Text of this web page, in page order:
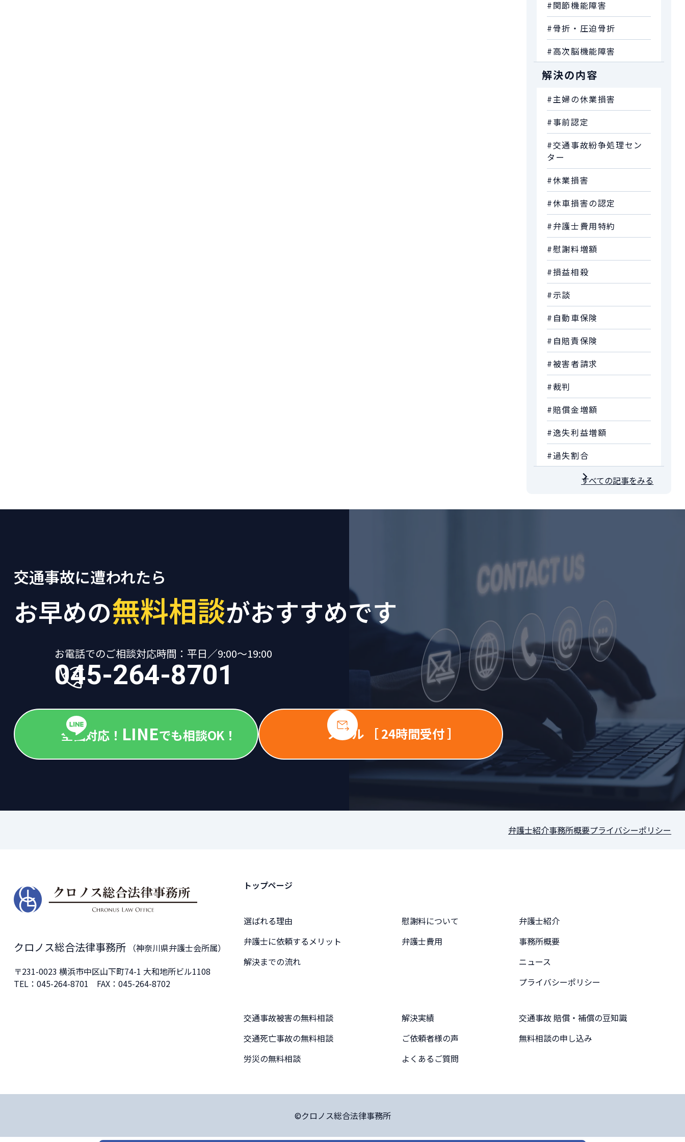
#関節機能障害
#骨折・圧迫骨折
#高次脳機能障害
解決の内容
#主婦の休業損害
#事前認定
#交通事故紛争処理セン
ター
#休業損害
#休車損害の認定
#弁護士費用特約
#慰謝料増額
#損益相殺
#示談
#自動車保険
#自賠責保険
#被害者請求
#裁判
#賠償金増額
#逸失利益増額
#過失割合
すべての記事をみる
交通事故に遭われたら
お早めの無料相談がおすすめです
お電話でのご相談対応時間：平日／9:00～19:00
045-264-8701
全国対応！ LINEでも相談OK！ メール ［ 24時間受付 ］
弁護士紹介事務所概要プライバシーポリシー
クロノス総合法律事務所
（神奈川県弁護士会所属）
〒231-0023 横浜市中区山下町74-1 大和地所ビル1108
TEL： 045-264-8701 FAX：045-264-8702
トップページ
選ばれる理由
弁護士に依頼するメリット
解決までの流れ
慰謝料について
弁護士費用
弁護士紹介
事務所概要
ニュース
プライバシーポリシー
交通事故被害の無料相談
交通死亡事故の無料相談
労災の無料相談
解決実績
ご依頼者様の声
よくあるご質問
交通事故 賠償・補償の豆知識
無料相談の申し込み
©クロノス総合法律事務所